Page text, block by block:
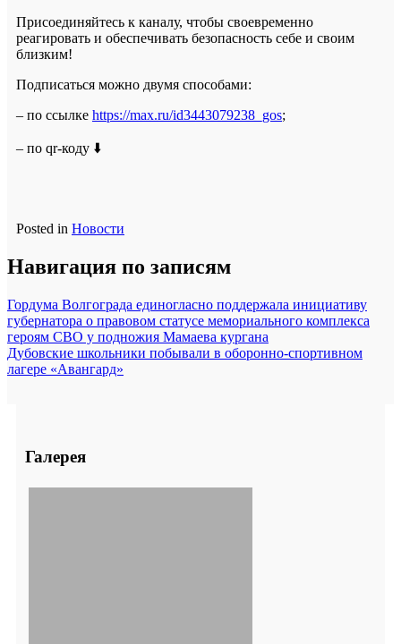
Присоединяйтесь к каналу, чтобы своевременно
реагировать и обеспечивать безопасность себе и своим
близким!
Подписаться можно двумя способами:
– по ссылке https://max.ru/id3443079238_gos;
– по qr-коду ⬇️
Posted in Новости
Навигация по записям
Гордума Волгограда единогласно поддержала инициативу
губернатора о правовом статусе мемориального комплекса
героям СВО у подножия Мамаева кургана
Дубовские школьники побывали в оборонно-спортивном
лагере «Авангард»
Галерея